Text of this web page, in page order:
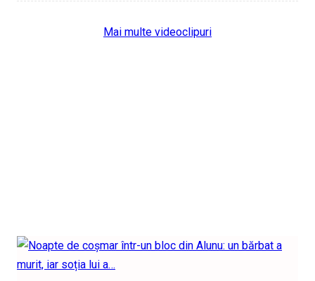
Mai multe videoclipuri